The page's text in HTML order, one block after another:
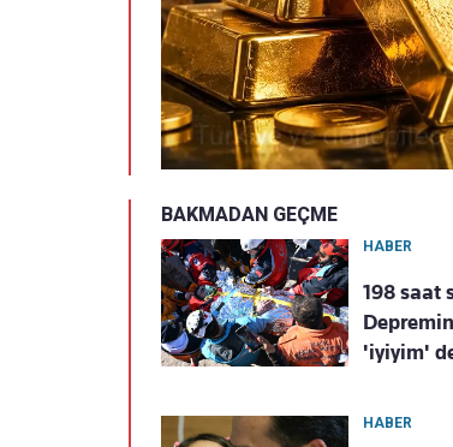
BAKMADAN GEÇME
HABER
198 saat
'iyiyim'
HABER